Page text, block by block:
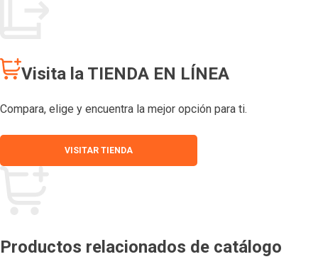
Visita la TIENDA EN LÍNEA
Compara, elige y encuentra la mejor opción para ti.
VISITAR TIENDA
Productos relacionados de catálogo